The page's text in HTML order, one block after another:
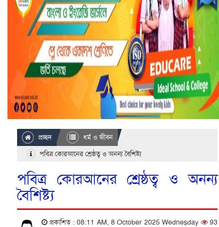
প্রচ্ছদ
ধর্ম ও জীবন
পবিত্র কোরআনের শ্রেষ্ঠত্ব ও অনন্য বৈশিষ্ট্য
পবিত্র কোরআনের শ্রেষ্ঠত্ব ও অনন্য
বৈশিষ্ট্য
প্রকাশিত : 08:11 AM, 8 October 2025 Wednesday
93